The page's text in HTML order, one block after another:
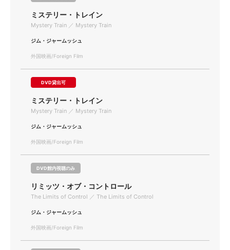
ミステリー・トレイン
Mystery Train ／ Mystery Train
ジム・ジャームッシュ
外国映画/Foreign Film
DVD貸出可
ミステリー・トレイン
Mystery Train ／ Mystery Train
ジム・ジャームッシュ
外国映画/Foreign Film
DVD館内視聴のみ
リミッツ・オブ・コントロール
The Limits of Control ／ The Limits of Control
ジム・ジャームッシュ
外国映画/Foreign Film